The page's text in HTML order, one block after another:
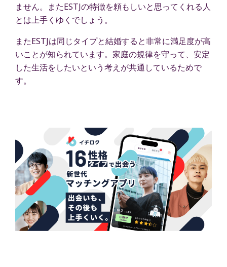
ません。またESTJの特徴を頼もしいと思ってくれる人
とは上手くゆくでしょう。
またESTJは同じタイプと結婚すると非常に満足度が高
いことが知られています。家庭の規律を守って、安定
した生活をしたいという考えが共通しているためで
す。